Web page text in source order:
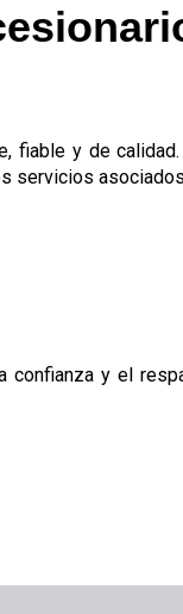
fiable y de
servicios
confianza y el